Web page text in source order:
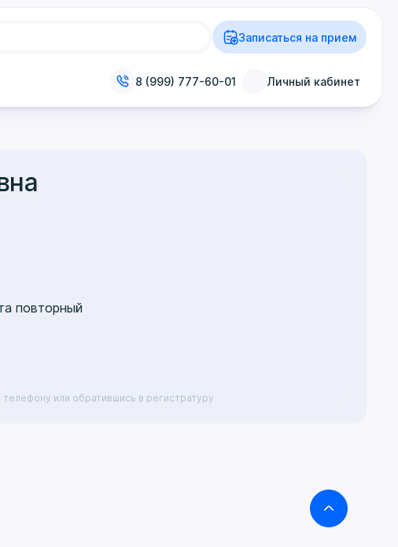
Записаться на прием
8 (999) 777-60-01 Личный кабинет
повторный
или обратившись в регистратуру